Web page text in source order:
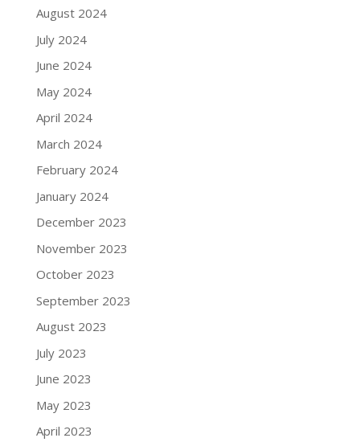
August 2024
July 2024
June 2024
May 2024
April 2024
March 2024
February 2024
January 2024
December 2023
November 2023
October 2023
September 2023
August 2023
July 2023
June 2023
May 2023
April 2023